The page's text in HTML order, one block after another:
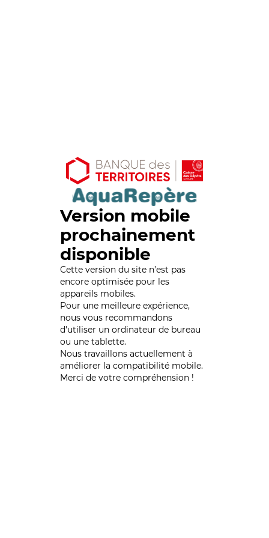
Version mobile
prochainement
disponible
Cette version du site n’est pas
encore optimisée pour les
appareils mobiles.
Pour une meilleure expérience,
nous vous recommandons
d'utiliser un ordinateur de bureau
ou une tablette.
Nous travaillons actuellement à
améliorer la compatibilité mobile.
Merci de votre compréhension !